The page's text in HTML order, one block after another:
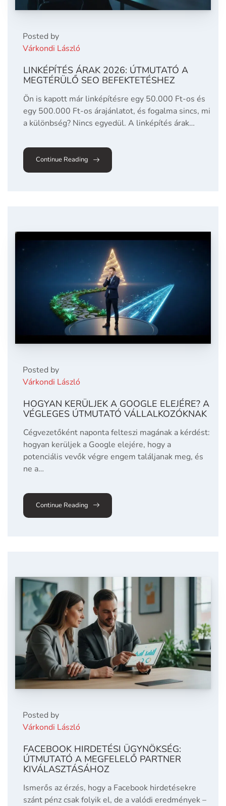
Posted by
Várkondi László
LINKÉPÍTÉS ÁRAK 2026: ÚTMUTATÓ A
MEGTÉRÜLŐ SEO BEFEKTETÉSHEZ
Ön is kapott már linképítésre egy 50.000 Ft-os és
egy 500.000 Ft-os árajánlatot, és fogalma sincs, mi
a különbség? Nincs egyedül. A linképítés árak…
Continue Reading
Posted by
Várkondi László
HOGYAN KERÜLJEK A GOOGLE ELEJÉRE? A
VÉGLEGES ÚTMUTATÓ VÁLLALKOZÓKNAK
Cégvezetőként naponta felteszi magának a kérdést:
hogyan kerüljek a Google elejére, hogy a
potenciális vevők végre engem találjanak meg, és
ne a…
Continue Reading
Posted by
Várkondi László
FACEBOOK HIRDETÉSI ÜGYNÖKSÉG:
ÚTMUTATÓ A MEGFELELŐ PARTNER
KIVÁLASZTÁSÁHOZ
Ismerős az érzés, hogy a Facebook hirdetésekre
szánt pénz csak folyik el, de a valódi eredmények –